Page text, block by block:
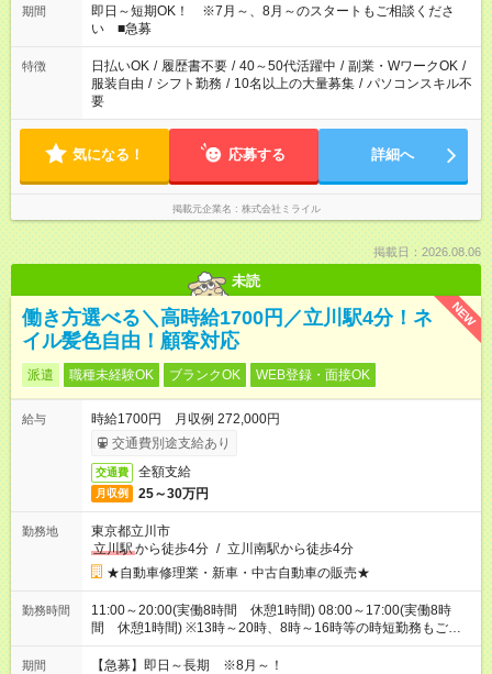
勤務時間もご用意しています。お気軽にご相談下さい。
期間
即日～短期OK！ ※7月～、8月～のスタートもご相談くださ
い ■急募
特徴 日払いOK / 履歴書不要 / 40～50代活躍中 / 副業・WワークOK /
服装自由 / シフト勤務 / 10名以上の大量募集 / パソコンスキル不
要
気になる！ 応募する 詳細へ
掲載元企業名 株式会社ミライル
掲載日：2026.08.06
未読
NEW
働き方選べる＼高時給1700円／立川駅4分！ネ
イル髪色自由！顧客対応
派遣 職種未経験OK ブランクOK WEB登録・面接OK
給与
時給1700円 月収例 272,000円
交通費別途支給あり
交通費 全額支給
月収例 25～30万円
勤務地
東京都立川市
立川駅から徒歩4分 / 立川南駅から徒歩4分
★自動車修理業・新車・中古自動車の販売★
勤務時間
11:00～20:00(実働8時間 休憩1時間) 08:00～17:00(実働8時
間 休憩1時間) ※13時～20時、8時～16時等の時短勤務もご相
談可能です♪11時からの遅番のみOK
期間 【急募】即日～長期 ※8月～！